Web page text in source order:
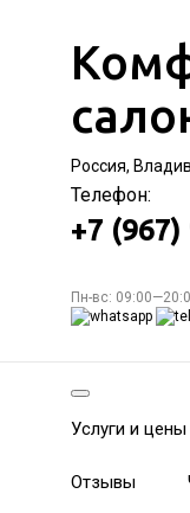
Россия,
Телефон:
+7
Пн-вс:
Услуги и цены
Отзывы